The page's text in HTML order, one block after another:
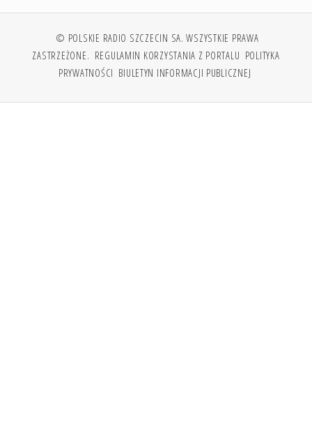
© POLSKIE RADIO SZCZECIN SA. WSZYSTKIE PRAWA
ZASTRZEŻONE. REGULAMIN KORZYSTANIA Z PORTALU POLITYKA
PRYWATNOŚCI BIULETYN INFORMACJI PUBLICZNEJ